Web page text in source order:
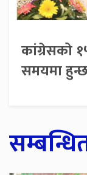
कांग्रेसको
समयमा हुन्छ